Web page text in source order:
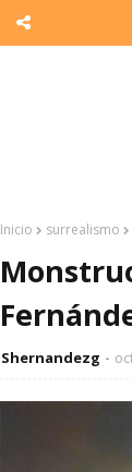
Inicio surrealismo
Shernandezg